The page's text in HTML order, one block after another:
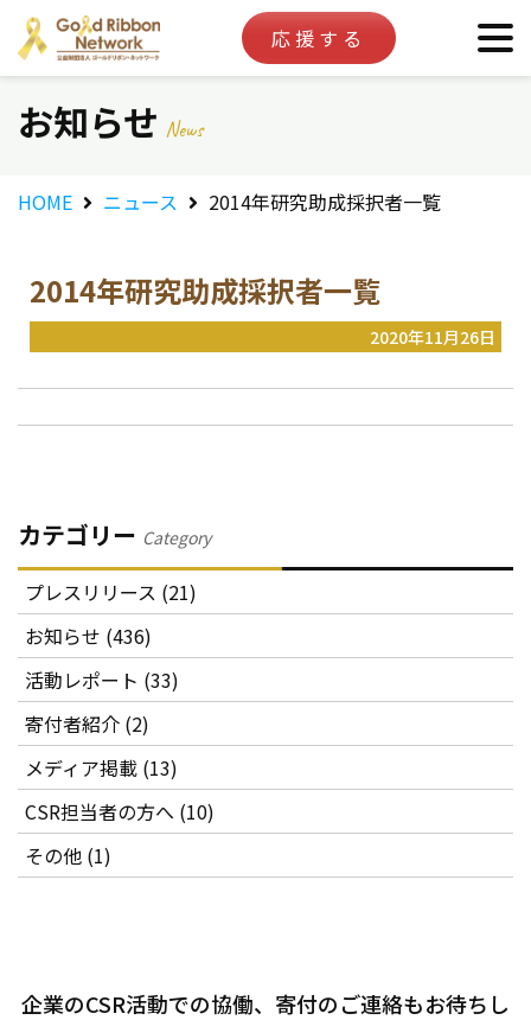
応援する
お知らせ News
HOME ニュース 2014年研究助成採択者一覧
2014年研究助成採択者一覧
2020年11月26日
カテゴリー Category
プレスリリース (21)
お知らせ (436)
活動レポート (33)
寄付者紹介 (2)
メディア掲載 (13)
CSR担当者の方へ (10)
その他 (1)
企業のCSR活動での協働、寄付のご連絡もお待ちし